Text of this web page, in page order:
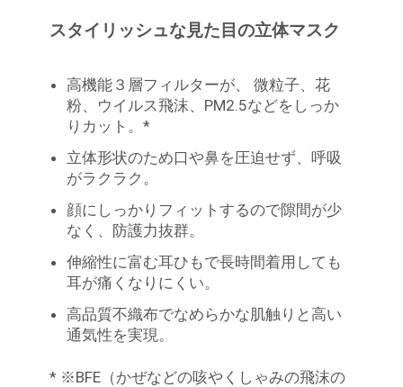
スタイリッシュな見た目の立体マスク
高機能３層フィルターが、 微粒子、花
粉、ウイルス飛沫、PM2.5などをしっか
りカット。*
立体形状のため口や鼻を圧迫せず、呼吸
がラクラク。
顔にしっかりフィットするので隙間が少
なく、防護力抜群。
伸縮性に富む耳ひもで長時間着用しても
耳が痛くなりにくい。
高品質不織布でなめらかな肌触りと高い
通気性を実現。
* ※BFE（かぜなどの咳やくしゃみの飛沫の